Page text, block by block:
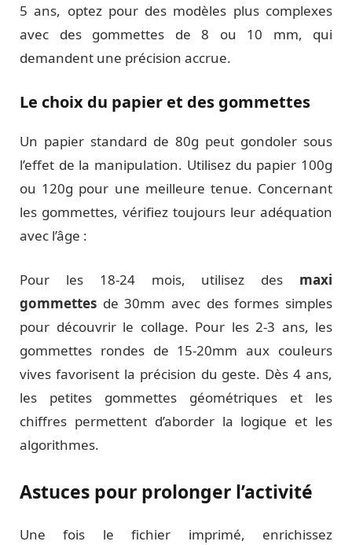
5 ans, optez pour des modèles plus complexes
avec des gommettes de 8 ou 10 mm, qui
demandent une précision accrue.
Le choix du papier et des gommettes
Un papier standard de 80g peut gondoler sous
l’effet de la manipulation. Utilisez du papier 100g
ou 120g pour une meilleure tenue. Concernant
les gommettes, vérifiez toujours leur adéquation
avec l’âge :
Pour les 18-24 mois, utilisez des maxi
gommettes de 30mm avec des formes simples
pour découvrir le collage. Pour les 2-3 ans, les
gommettes rondes de 15-20mm aux couleurs
vives favorisent la précision du geste. Dès 4 ans,
les petites gommettes géométriques et les
chiffres permettent d’aborder la logique et les
algorithmes.
Astuces pour prolonger l’activité
Une fois le fichier imprimé, enrichissez